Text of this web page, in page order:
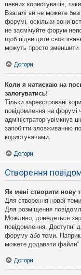
певних користувачів,
Взагалі ви не можете
форумі, оскільки вони
не засмічуйте форум
щоб підвищити своє
можуть просто зменшити
Догори
Коли я натискаю на
залогуватись!
Тільки зареєстровані
повідомлення на
адміністратор
запобігти зловживанню
користувачами.
Догори
Створення
Як мені створити нову
Для створення нової
Для розміщення
Можливо, доведеться
повідомлення. Доступні
форуму або теми.
можете додавати файли"
Догори